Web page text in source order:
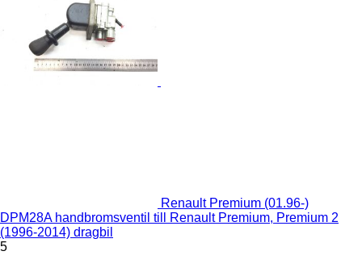
Renault Premium (01.96-)
DPM28A handbromsventil till Renault Premium, Premium 2
(1996-2014) dragbil
5